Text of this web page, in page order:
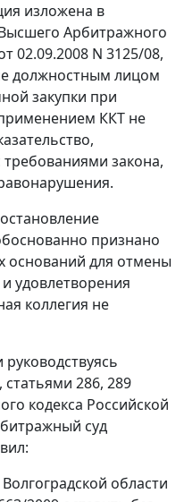
изложена в
Арбитражного
02.09.2008 N 3125/08,
должностным лицом
закупки при
ККТ не
требованиями закона,
признано
оснований для отмены
удовлетворения
коллегия не
, статьями 286, 289
кодекса Российской
суд
области